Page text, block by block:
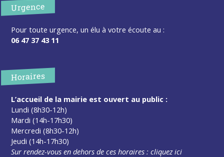
Urgence
Pour toute urgence, un élu à votre écoute au :
06 47 37 43 11
Horaires
L’accueil de la mairie est ouvert au public :
Lundi (8h30-12h)
Mardi (14h-17h30)
Mercredi (8h30-12h)
Jeudi (14h-17h30)
Sur rendez-vous en dehors de ces horaires :cliquez ici